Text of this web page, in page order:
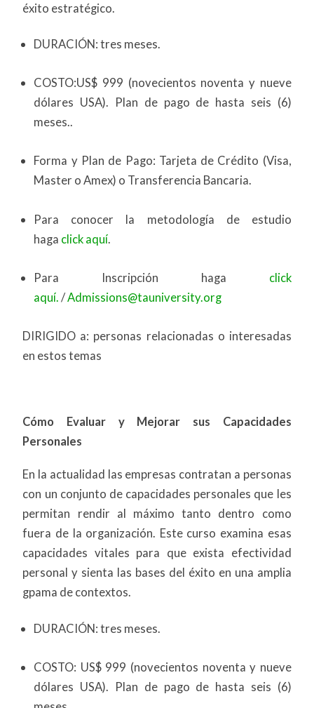
éxito estratégico.
DURACIÓN: tres meses.
COSTO:US$ 999 (novecientos noventa y nueve
dólares USA). Plan de pago de hasta seis (6)
meses..
Forma y Plan de Pago: Tarjeta de Crédito (Visa,
Master o Amex) o Transferencia Bancaria.
Para conocer la metodología de estudio
haga click aquí.
Para Inscripción haga click
aquí. /Admissions@tauniversity.org
DIRIGIDO a: personas relacionadas o interesadas
en estos temas
Cómo Evaluar y Mejorar sus Capacidades
Personales
En la actualidad las empresas contratan a personas
con un conjunto de capacidades personales que les
permitan rendir al máximo tanto dentro como
fuera de la organización. Este curso examina esas
capacidades vitales para que exista efectividad
personal y sienta las bases del éxito en una amplia
gpama de contextos.
DURACIÓN: tres meses.
COSTO: US$ 999 (novecientos noventa y nueve
dólares USA). Plan de pago de hasta seis (6)